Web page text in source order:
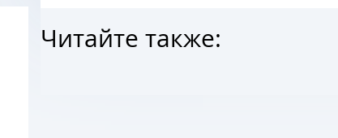
Читайте также: